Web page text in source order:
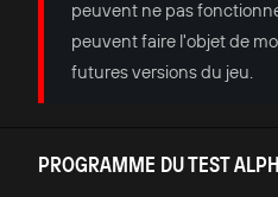
peuvent ne pas
peuvent faire l'objet de
futures versions du jeu.
PROGRAMME DU TEST